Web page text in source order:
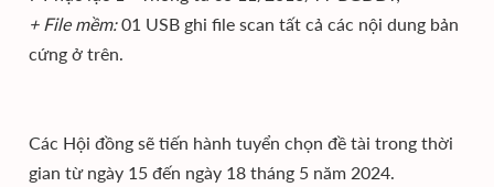
+ File mềm:01 USB ghi file scan tất cả các nội dung bản
cứng ở trên.
Các Hội đồng sẽ tiến hành tuyển chọn đề tài trong thời
gian từ ngày 15 đến ngày 18 tháng 5 năm 2024.